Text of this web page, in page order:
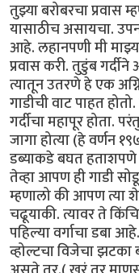
तुझ्या बरोबरचा
यासाठीच असायचा.
आहे. लहानपणी मी
प्रवास करी. तुडुंब
त्यातून उतरणे हे एक
गाडीची वाट पाहत
गर्दीचा महापूर होता.
जागा होत्या (हे वर्णन
डब्याकडे बघत
तेव्हा आपण ही गाडी
म्हणालो की आपण त्या
चढूयाकी. त्यावर ते
पहिल्या वर्गाचा डबा
व्होल्टचा विजेचा झटका